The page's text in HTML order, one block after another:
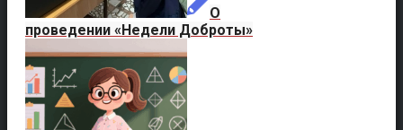
О
проведении «Недели Доброты»